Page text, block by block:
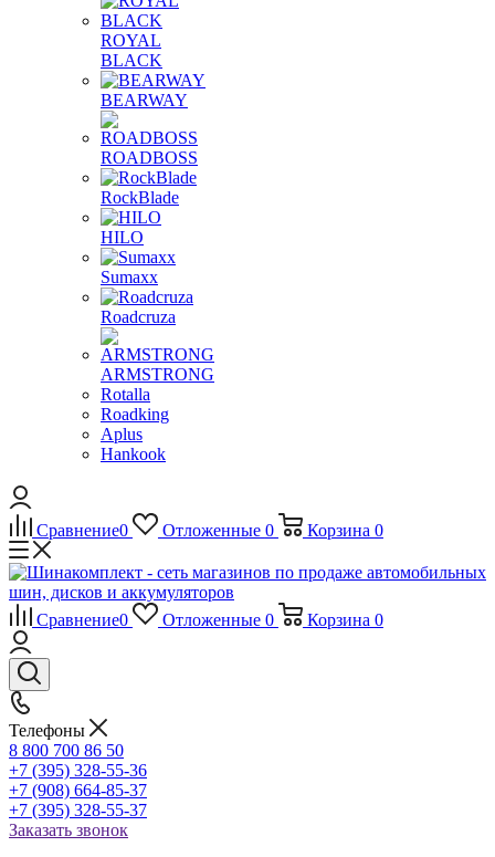
ROYAL
BLACK
BEARWAY
ROADBOSS
RockBlade
HILO
Sumaxx
Roadcruza
ARMSTRONG
Rotalla
Roadking
Aplus
Hankook
Сравнение0 Отложенные 0 Корзина 0
Сравнение0 Отложенные 0 Корзина 0
Телефоны
8 800 700 86 50
+7 (395) 328-55-36
+7 (908) 664-85-37
+7 (395) 328-55-37
Заказать звонок